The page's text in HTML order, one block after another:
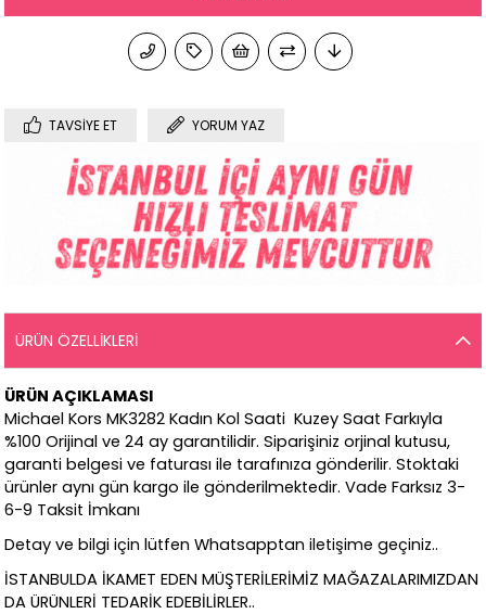
TAVSIYE ET YORUM YAZ
ÜRÜN ÖZELLIKLERI
ÜRÜN AÇIKLAMASI
Michael Kors MK3282 Kadın Kol Saati Kuzey Saat Farkıyla
%100 Orijinal ve 24 ay garantilidir. Siparişiniz orjinal kutusu,
garanti belgesi ve faturası ile tarafınıza gönderilir. Stoktaki
ürünler aynı gün kargo ile gönderilmektedir. Vade Farksız 3-
6-9 Taksit İmkanı
Detay ve bilgi için lütfen Whatsapptan iletişime geçiniz..
İSTANBULDA İKAMET EDEN MÜŞTERİLERİMİZ MAĞAZALARIMIZDAN
DA ÜRÜNLERİ TEDARİK EDEBİLİRLER..